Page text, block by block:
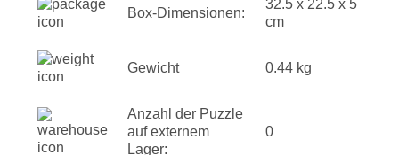
Box-Dimensionen:
32.5 x 22.5 x 5
cm
Gewicht 0.44 kg
Anzahl der Puzzle
auf externem
Lager:
0